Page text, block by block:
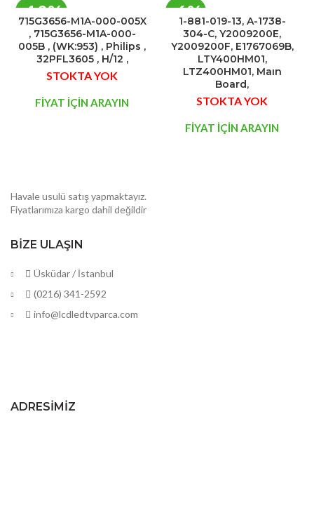
-10%
STOK
YOK
715G3656-M1A-000-005X
, 715G3656-M1A-000-
005B , (WK:953) , Philips ,
32PFL3605 , H/12 ,
FİYAT İÇİN ARAYIN
STOKTA YOK
-6%
STOK
YOK
1-881-019-13, A-1738-
304-C, Y2009200E,
Y2009200F, E1767069B,
LTY400HM01,
LTZ400HM01, Maın
Board,
FİYAT İÇİN ARAYIN
STOKTA YOK
Havale usulü satış yapmaktayız.
Fiyatlarımıza kargo dahil değildir
BIZE ULAŞIN
Üsküdar / İstanbul
(0216) 341-2592
info@lcdledtvparca.com
ADRESIMIZ